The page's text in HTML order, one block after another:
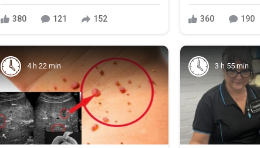
380 121 152 360 190
4 h 22 min 3 h 55 min